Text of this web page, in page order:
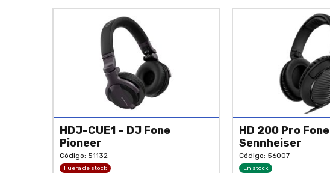
HDJ-CUE1 – DJ Fone
Pioneer
Código: 51132
Fuera de stock
HD 200 Pro Fone
Sennheiser
Código: 56007
En stock